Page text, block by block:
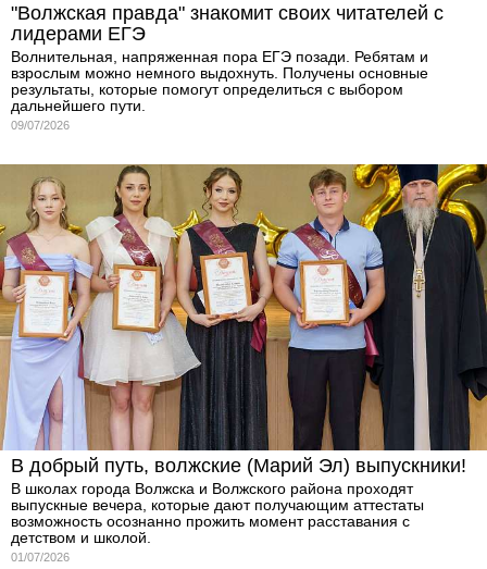
"Волжская правда" знакомит своих читателей с
лидерами ЕГЭ
Волнительная, напряженная пора ЕГЭ позади. Ребятам и
взрослым можно немного выдохнуть. Получены основные
результаты, которые помогут определиться с выбором
дальнейшего пути.
09/07/2026
В добрый путь, волжские (Марий Эл) выпускники!
В школах города Волжска и Волжского района проходят
выпускные вечера, которые дают получающим аттестаты
возможность осознанно прожить момент расставания с
детством и школой.
01/07/2026